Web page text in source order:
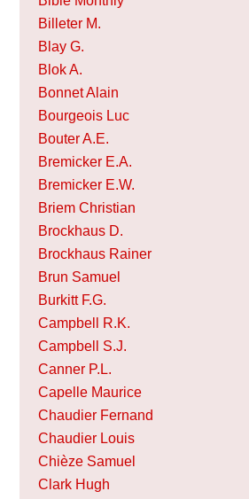
Billeter M.
Blay G.
Blok A.
Bonnet Alain
Bourgeois Luc
Bouter A.E.
Bremicker E.A.
Bremicker E.W.
Briem Christian
Brockhaus D.
Brockhaus Rainer
Brun Samuel
Burkitt F.G.
Campbell R.K.
Campbell S.J.
Canner P.L.
Capelle Maurice
Chaudier Fernand
Chaudier Louis
Chièze Samuel
Clark Hugh